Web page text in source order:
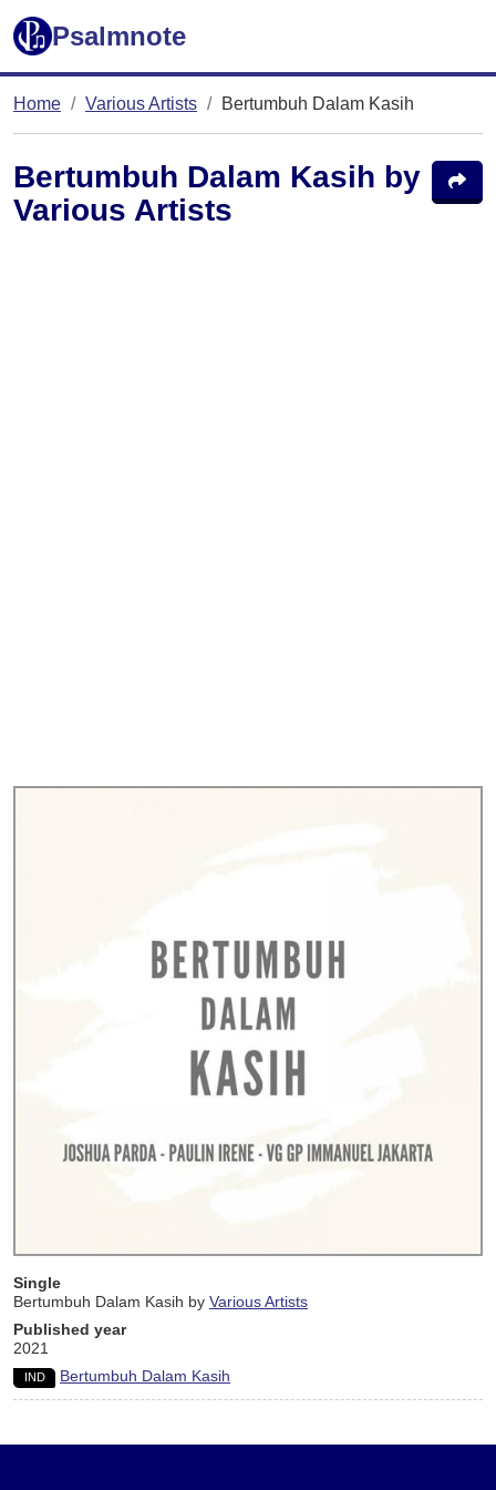
Psalmnote
Home Various Artists Bertumbuh Dalam Kasih
Bertumbuh Dalam Kasih by
Various Artists
Single
Bertumbuh Dalam Kasih by Various Artists
Published year
2021
IND Bertumbuh Dalam Kasih